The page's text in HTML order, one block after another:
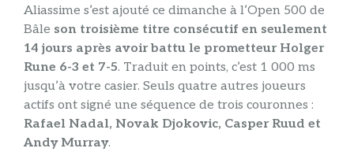
Aliassime s’est ajouté ce dimanche à l’Open 500 de
Bâle son troisième titre consécutif en seulement
14 jours après avoir battu le prometteur Holger
Rune 6-3 et 7-5. Traduit en points, c’est 1 000 ms
jusqu’à votre casier. Seuls quatre autres joueurs
actifs ont signé une séquence de trois couronnes :
Rafael Nadal, Novak Djokovic, Casper Ruud et
Andy Murray.